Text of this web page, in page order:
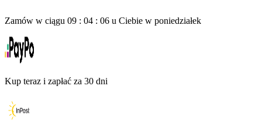
Zamów w ciągu 09 : 04 : 06 u Ciebie w poniedziałek
Kup teraz i zapłać za 30 dni